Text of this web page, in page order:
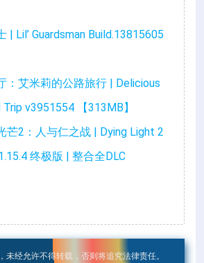
| Lil’ Guardsman Build.13815605
：艾米莉的公路旅行 | Delicious
Trip v3951554 【313MB】
芒2：人与仁之战 | Dying Light 2
终极版 | 整合全DLC
未经允许不得转载，否则将追究法律责任。